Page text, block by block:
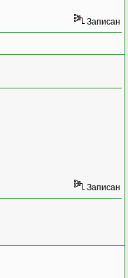
Записан
Записан